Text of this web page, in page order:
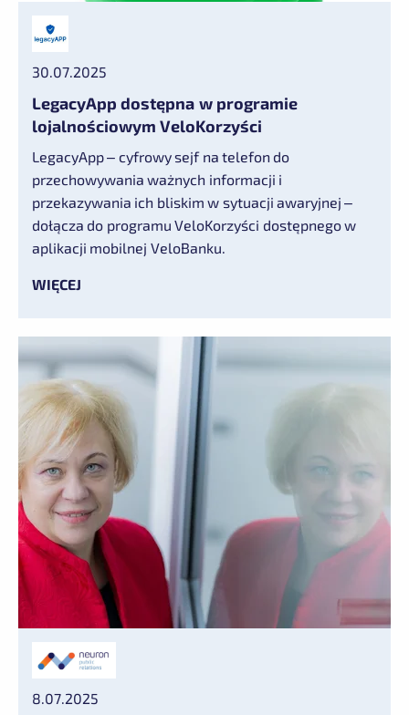
30.07.2025
LegacyApp dostępna w programie
lojalnościowym VeloKorzyści
LegacyApp – cyfrowy sejf na telefon do
przechowywania ważnych informacji i
przekazywania ich bliskim w sytuacji awaryjnej –
dołącza do programu VeloKorzyści dostępnego w
aplikacji mobilnej VeloBanku.
WIĘCEJ
8.07.2025